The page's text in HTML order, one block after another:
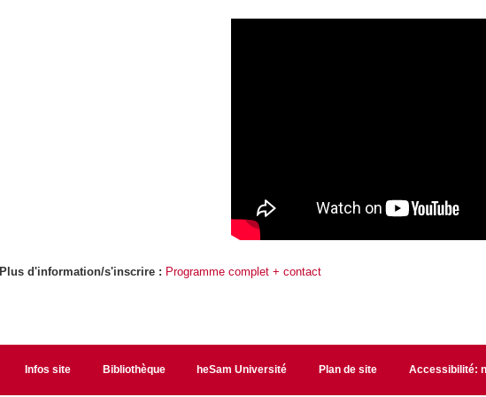
Plus d'information/s'inscrire : Programme complet + contact
Infos site Bibliothèque heSam Université Plan de site Accessibilité: